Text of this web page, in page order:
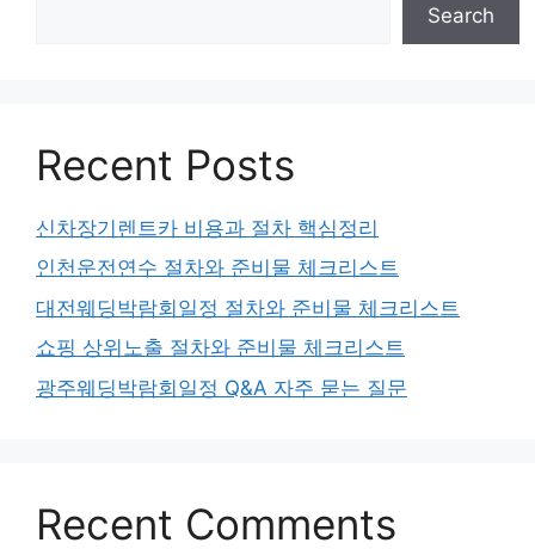
Search
Recent Posts
신차장기렌트카 비용과 절차 핵심정리
인천운전연수 절차와 준비물 체크리스트
대전웨딩박람회일정 절차와 준비물 체크리스트
쇼핑 상위노출 절차와 준비물 체크리스트
광주웨딩박람회일정 Q&A 자주 묻는 질문
Recent Comments